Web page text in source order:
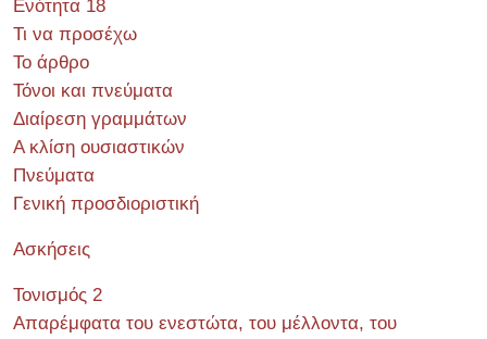
Ενότητα 18
Τι να προσέχω
Το άρθρο
Τόνοι και πνεύματα
Διαίρεση γραμμάτων
Α κλίση ουσιαστικών
Πνεύματα
Γενική προσδιοριστική
Ασκήσεις
Τονισμός 2
Απαρέμφατα του ενεστώτα, του μέλλοντα, του